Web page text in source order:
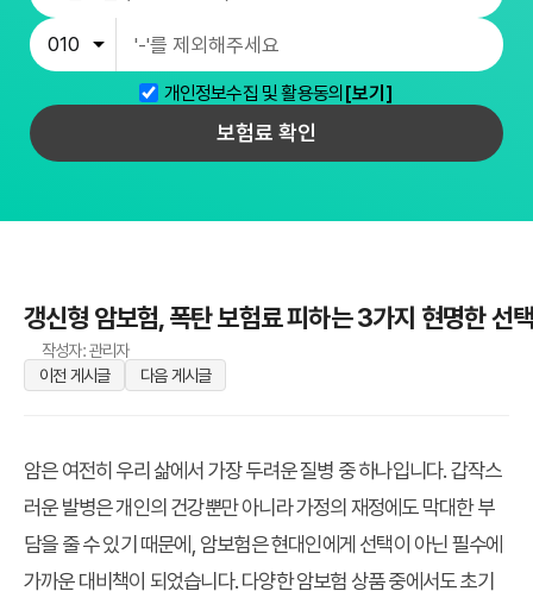
개인정보수집 및 활용동의 [보기]
보험료 확인
갱신형 암보험, 폭탄 보험료 피하는 3가지 현명한 선
작성자: 관리자
이전 게시글
다음 게시글
암은 여전히 우리 삶에서 가장 두려운 질병 중 하나입니다. 갑작스
러운 발병은 개인의 건강뿐만 아니라 가정의 재정에도 막대한 부
담을 줄 수 있기 때문에, 암보험은 현대인에게 선택이 아닌 필수에
가까운 대비책이 되었습니다. 다양한 암보험 상품 중에서도 초기